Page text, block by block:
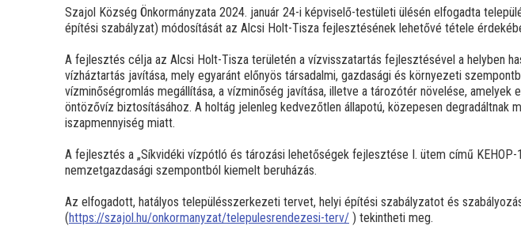
Szajol Község Önkormányzata 2024. január 24-i képviselő-testületi ülésén elfogadta
építési szabályzat) módosítását az Alcsi Holt-Tisza fejlesztésének lehetővé tétele
A fejlesztés célja az Alcsi Holt-Tisza területén a vízvisszatartás fejlesztésével a helyben
vízháztartás javítása, mely egyaránt előnyös társadalmi, gazdasági és környezeti
vízminőségromlás megállítása, a vízminőség javítása, illetve a tározótér növelése,
öntözővíz biztosításához. A holtág jelenleg kedvezőtlen állapotú, közepesen degradáltnak
iszapmennyiség miatt.
A fejlesztés a „Síkvidéki vízpótló és tározási lehetőségek fejlesztése I. ütem című
nemzetgazdasági szempontból kiemelt beruházás.
Az elfogadott, hatályos településszerkezeti tervet, helyi építési szabályzatot és
(https://szajol.hu/onkormanyzat/telepulesrendezesi-terv/ ) tekintheti meg.